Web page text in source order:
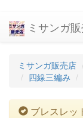
ミサンガ
ミサンガ販売店
四線三編み
ブレスレッ